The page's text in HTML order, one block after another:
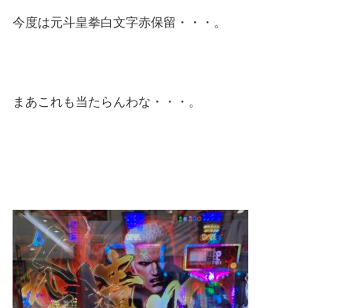
今度は元斗皇拳白文字赤保留・・・。
まあこれも当たらんわな・・・。